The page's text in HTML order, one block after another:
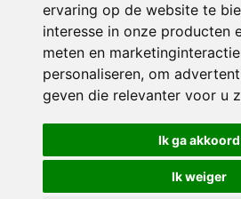
ervaring op de website te
interesse in onze producten
meten en
personaliseren, om
geven die relevanter voor u
Ik ga akkoord
Ik weiger
© 2026 De Vlinder | Alle
Privacy policy|Disclaimer|
voorkeuren
Crealisatie The